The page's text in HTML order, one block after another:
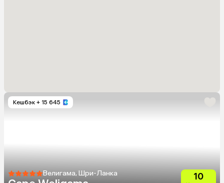
Кешбэк + 15 645
Велигама, Шри-Ланка 10